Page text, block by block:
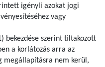
igényli azokat jogi
vagy
bekezdése szerint tiltakozott
a korlátozás arra az
megállapításra nem kerül,